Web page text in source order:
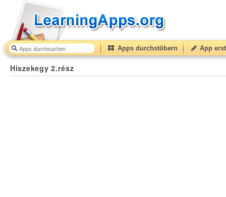
Apps durchstöbern App
Hiszekegy 2.rész